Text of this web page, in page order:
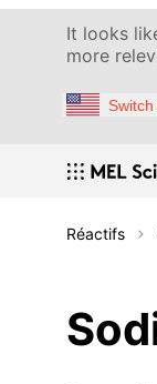
It looks
more
Réactifs